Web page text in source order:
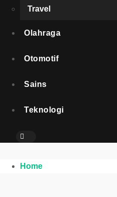
Travel
Olahraga
Otomotif
Sains
Teknologi
Home